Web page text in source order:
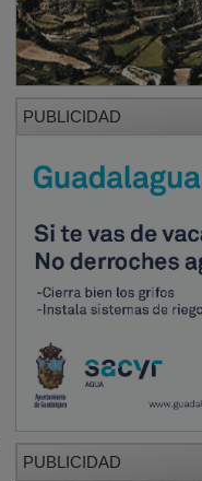
PUBLICIDAD
PUBLICIDAD